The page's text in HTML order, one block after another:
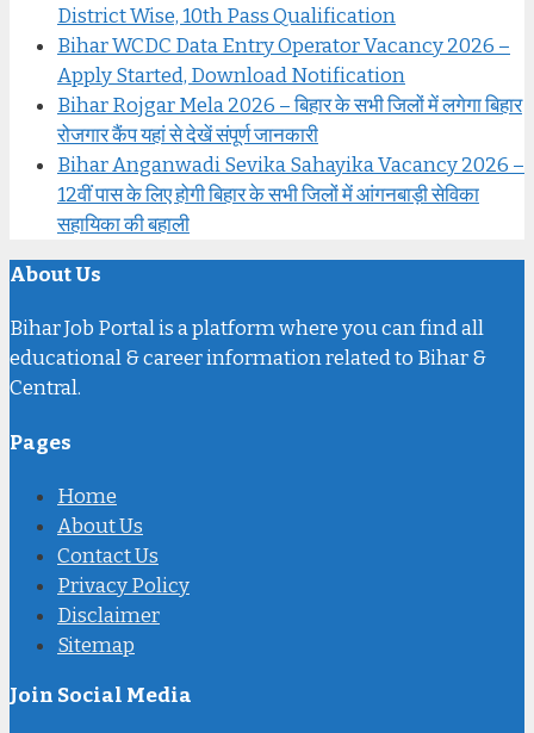
District Wise, 10th Pass Qualification
Bihar WCDC Data Entry Operator Vacancy 2026 –
Apply Started, Download Notification
Bihar Rojgar Mela 2026 – बिहार के सभी जिलों में लगेगा बिहार
रोजगार कैंप यहां से देखें संपूर्ण जानकारी
Bihar Anganwadi Sevika Sahayika Vacancy 2026 –
12वीं पास के लिए होगी बिहार के सभी जिलों में आंगनबाड़ी सेविका
सहायिका की बहाली
About Us
Bihar Job Portal is a platform where you can find all
educational & career information related to Bihar &
Central.
Pages
Home
About Us
Contact Us
Privacy Policy
Disclaimer
Sitemap
Join Social Media